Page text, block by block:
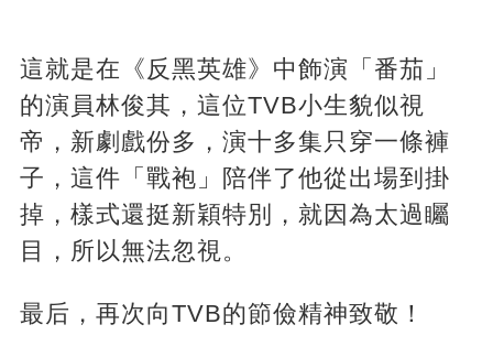
這就是在《反黑英雄》中飾演「番茄」
的演員林俊其，這位TVB小生貌似視
帝，新劇戲份多，演十多集只穿一條褲
子，這件「戰袍」陪伴了他從出場到掛
掉，樣式還挺新穎特別，就因為太過矚
目，所以無法忽視。
最后，再次向TVB的節儉精神致敬！